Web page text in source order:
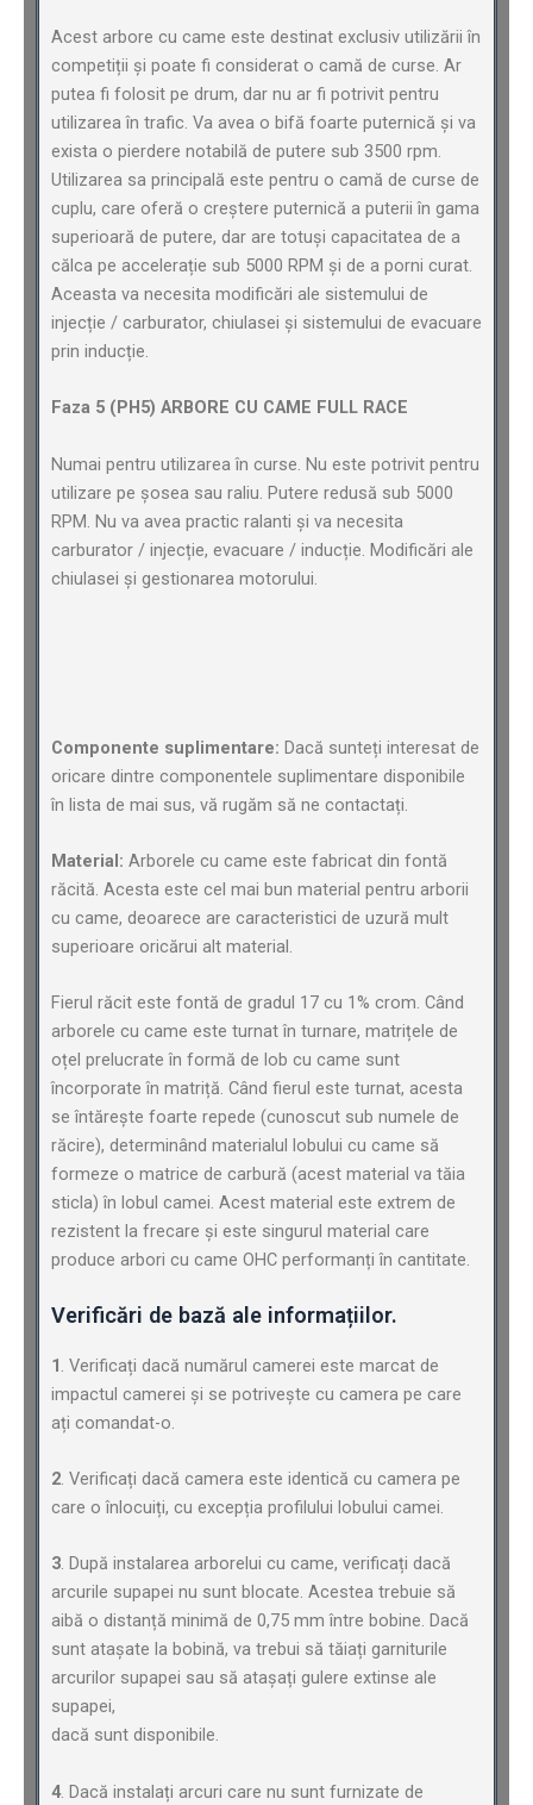
Acest arbore cu came este destinat exclusiv utilizării în
competiții și poate fi considerat o camă de curse. Ar
putea fi folosit pe drum, dar nu ar fi potrivit pentru
utilizarea în trafic. Va avea o bifă foarte puternică și va
exista o pierdere notabilă de putere sub 3500 rpm.
Utilizarea sa principală este pentru o camă de curse de
cuplu, care oferă o creștere puternică a puterii în gama
superioară de putere, dar are totuși capacitatea de a
călca pe accelerație sub 5000 RPM și de a porni curat.
Aceasta va necesita modificări ale sistemului de
injecție / carburator, chiulasei și sistemului de evacuare
prin inducție.
Faza 5 (PH5) ARBORE CU CAME FULL RACE
Numai pentru utilizarea în curse. Nu este potrivit pentru
utilizare pe șosea sau raliu. Putere redusă sub 5000
RPM. Nu va avea practic ralanti și va necesita
carburator / injecție, evacuare / inducție. Modificări ale
chiulasei și gestionarea motorului.
Componente suplimentare: Dacă sunteți interesat de
oricare dintre componentele suplimentare disponibile
în lista de mai sus, vă rugăm să ne contactați.
Material: Arborele cu came este fabricat din fontă
răcită. Acesta este cel mai bun material pentru arborii
cu came, deoarece are caracteristici de uzură mult
superioare oricărui alt material.
Fierul răcit este fontă de gradul 17 cu 1% crom. Când
arborele cu came este turnat în turnare, matrițele de
oțel prelucrate în formă de lob cu came sunt
încorporate în matriță. Când fierul este turnat, acesta
se întărește foarte repede (cunoscut sub numele de
răcire), determinând materialul lobului cu came să
formeze o matrice de carbură (acest material va tăia
sticla) în lobul camei. Acest material este extrem de
rezistent la frecare și este singurul material care
produce arbori cu came OHC performanți în cantitate.
Verificări de bază ale informațiilor.
1. Verificați dacă numărul camerei este marcat de
impactul camerei și se potrivește cu camera pe care
ați comandat-o.
2. Verificați dacă camera este identică cu camera pe
care o înlocuiți, cu excepția profilului lobului camei.
3. După instalarea arborelui cu came, verificați dacă
arcurile supapei nu sunt blocate. Acestea trebuie să
aibă o distanță minimă de 0,75 mm între bobine. Dacă
sunt atașate la bobină, va trebui să tăiați garniturile
arcurilor supapei sau să atașați gulere extinse ale
supapei,
dacă sunt disponibile.
4. Dacă instalați arcuri care nu sunt furnizate de